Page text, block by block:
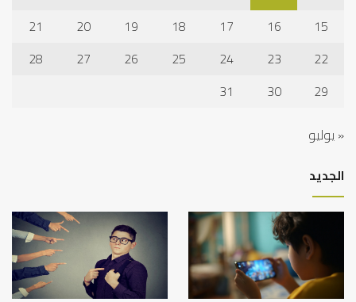
15
16
17
18
19
20
21
22
23
24
25
26
27
28
29
30
31
« يوليو
الجديد